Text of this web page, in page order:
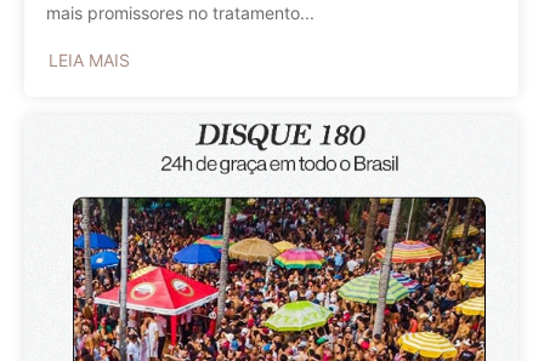
mais promissores no tratamento...
LEIA MAIS